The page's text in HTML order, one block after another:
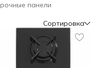
панели
Сортировка